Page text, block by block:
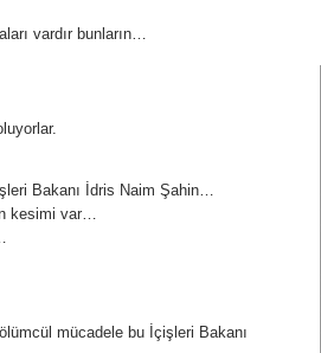
vardır bunların…
Bakanı İdris Naim Şahin…
kesimi var…
mücadele bu İçişleri Bakanı